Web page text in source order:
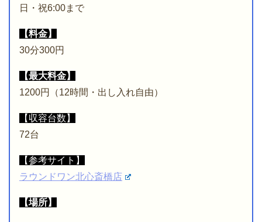
日・祝6:00まで
【料金】
30分300円
【最大料金】
1200円（12時間・出し入れ自由）
【収容台数】
72台
【参考サイト】
ラウンドワン北心斎橋店
【場所】